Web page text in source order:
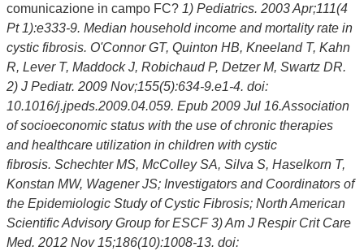
comunicazione in campo FC? 1) Pediatrics. 2003 Apr;111(4
Pt 1):e333-9. Median household income and mortality rate in
cystic fibrosis. O'Connor GT, Quinton HB, Kneeland T, Kahn
R, Lever T, Maddock J, Robichaud P, Detzer M, Swartz DR.
2) J Pediatr. 2009 Nov;155(5):634-9.e1-4. doi:
10.1016/j.jpeds.2009.04.059. Epub 2009 Jul 16.Association
of socioeconomic status with the use of chronic therapies
and healthcare utilization in children with cystic
fibrosis. Schechter MS, McColley SA, Silva S, Haselkorn T,
Konstan MW, Wagener JS; Investigators and Coordinators of
the Epidemiologic Study of Cystic Fibrosis; North American
Scientific Advisory Group for ESCF 3) Am J Respir Crit Care
Med. 2012 Nov 15;186(10):1008-13. doi: